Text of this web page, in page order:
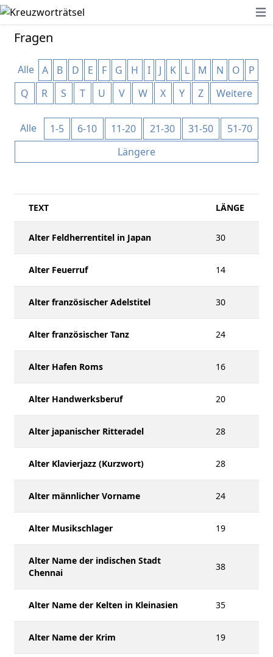
Fragen
Alle A B D E F G H I J K L M N O
P
Q
R S T U V W X Y Z Weitere
Alle 1-5 6-10 11-20 21-30 31-50
51-70
Längere
TEXT LÄNGE
Alter Feldherrentitel in Japan 30
Alter Feuerruf 14
Alter französischer Adelstitel 30
Alter französischer Tanz 24
Alter Hafen Roms 16
Alter Handwerksberuf 20
Alter japanischer Ritteradel 28
Alter Klavierjazz (Kurzwort) 28
Alter männlicher Vorname 24
Alter Musikschlager 19
Alter Name der indischen Stadt
Chennai
38
Alter Name der Kelten in Kleinasien 35
Alter Name der Krim 19